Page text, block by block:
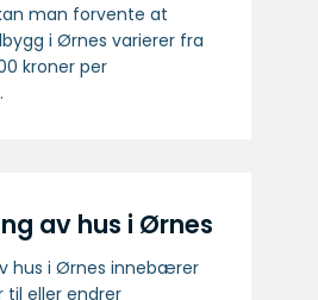
man forvente at
i Ørnes varierer fra
kroner per
av hus i Ørnes
hus i Ørnes innebærer
eller endrer